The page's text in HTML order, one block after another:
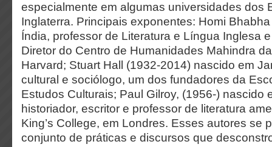
especialmente em algumas universidades dos
Inglaterra. Principais exponentes: Homi
Índia, professor de Literatura e Língua Inglesa
Diretor do Centro de Humanidades Mahindra
Harvard; Stuart Hall (1932-2014) nascido em
cultural e sociólogo, um dos fundadores da
Estudos Culturais; Paul Gilroy, (1956-) nascido
historiador, escritor e professor de literatura
King’s College, em Londres. Esses autores se
conjunto de práticas e discursos que